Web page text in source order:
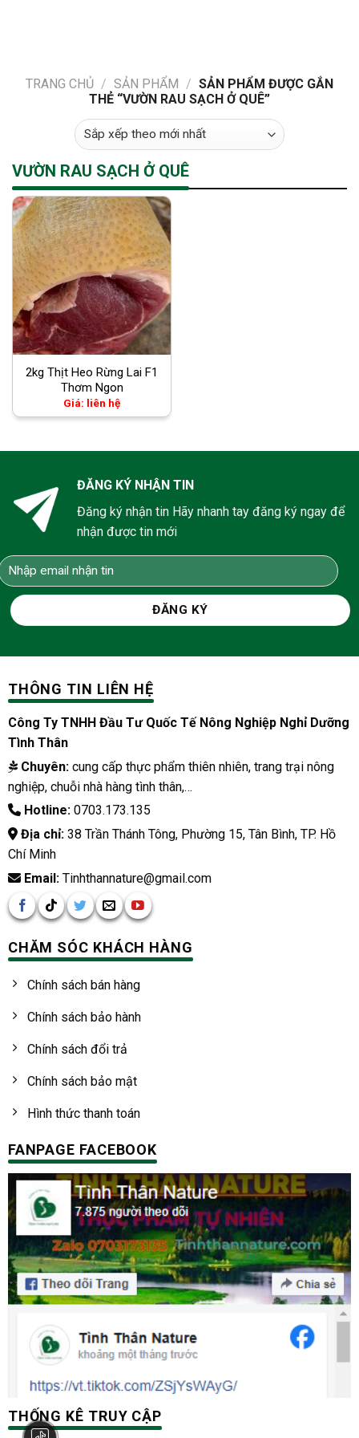
TRANG CHỦ / SẢN PHẨM / SẢN PHẨM ĐƯỢC GẮN
THẺ “VƯỜN RAU SẠCH Ở QUÊ”
VƯỜN RAU SẠCH Ở QUÊ
2kg Thịt Heo Rừng Lai F1
Thơm Ngon
Giá: liên hệ
ĐĂNG KÝ NHẬN TIN
Đăng ký nhận tin Hãy nhanh tay đăng ký ngay để
nhận được tin mới
THÔNG TIN LIÊN HỆ
Công Ty TNHH Đầu Tư Quốc Tế Nông Nghiệp Nghỉ Dưỡng
Tình Thân
Chuyên:cung cấp thực phẩm thiên nhiên, trang trại nông
nghiệp, chuỗi nhà hàng tình thân,…
Hotline:0703.173.135
Địa chỉ:38 Trần Thánh Tông, Phường 15, Tân Bình, TP. Hồ
Chí Minh
Email:Tinhthannature@gmail.com
CHĂM SÓC KHÁCH HÀNG
Chính sách bán hàng
Chính sách bảo hành
Chính sách đổi trả
Chính sách bảo mật
Hình thức thanh toán
FANPAGE FACEBOOK
THỐNG KÊ TRUY CẬP